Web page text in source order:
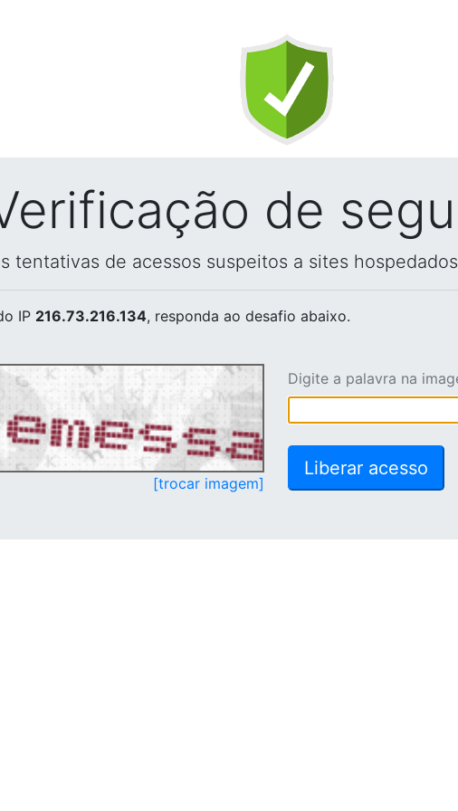
de
tentativas de acessos suspeitos a sites
IP 216.73.216.134, responda ao desafio abaixo.
[trocar imagem]
Digite a palavra na